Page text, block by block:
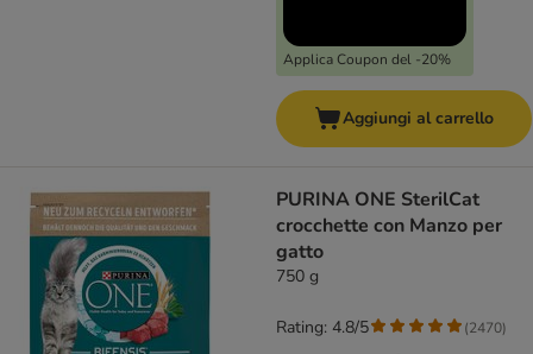
Applica Coupon del -20%
Aggiungi al carrello
PURINA ONE SterilCat
crocchette con Manzo per
gatto
750 g
Rating: 4.8/5 (2470)